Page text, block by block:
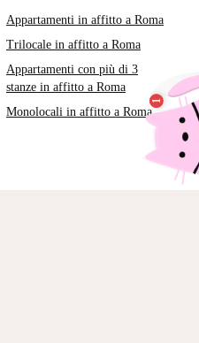
Appartamenti in affitto a Roma
Trilocale in affitto a Roma
Appartamenti con più di 3
stanze in affitto a Roma
Monolocali in affitto a Roma